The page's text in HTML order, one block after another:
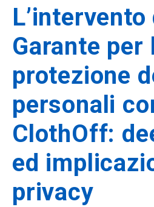
L’intervento
Garante per
protezione
personali
ClothOff:
ed
privacy